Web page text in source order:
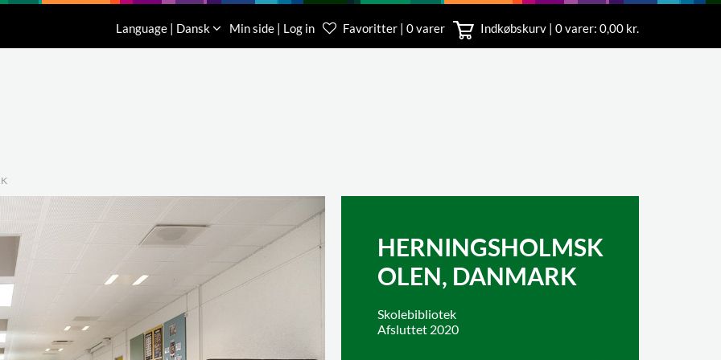
Language | Dansk Min side | Log in Favoritter | 0 varer Indkøbskurv | 0varer: 0,00 kr.
Kundeservice
76 78 26 11
HERNINGSHOLMSK
OLEN, DANMARK
Skolebibliotek
Afsluttet 2020